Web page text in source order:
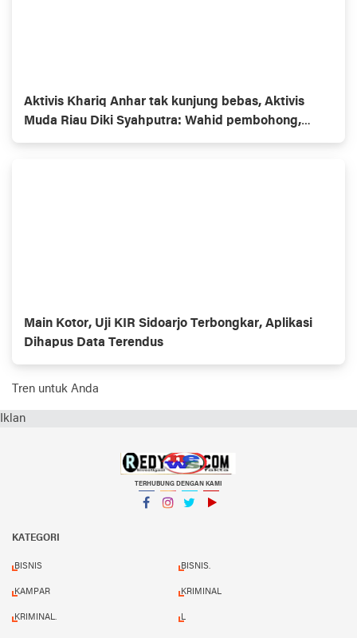
Aktivis Khariq Anhar tak kunjung bebas, Aktivis
Muda Riau Diki Syahputra: Wahid pembohong,
Gubernur omon2
Main Kotor, Uji KIR Sidoarjo Terbongkar, Aplikasi
Dihapus Data Terendus
Tren untuk Anda
Iklan
TERHUBUNG DENGAN KAMI
KATEGORI
BISNIS BISNIS.
KAMPAR KRIMINAL
KRIMINAL. L